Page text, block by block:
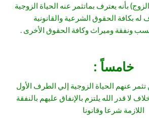
بأنه يعترف بماتثمر عنه الحياة الزوجية
بكافة الحقوق الشرعية والقانونية
نسب ونفقة وميراث وكافة الحقوق الأخرى .
خامساً :
تثمر عنهم الحياة الزوجية إلي الطرف الأول
لا قدر الله يلتزم بالإنفاق عليهم بالنفقة
اللازمة شرعا وقانونا